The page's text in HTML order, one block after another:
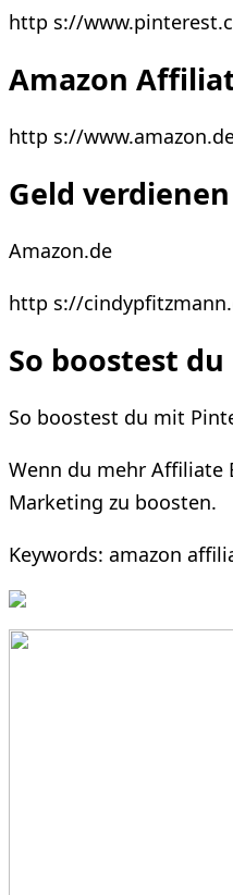
http s://
Amazon
http s://
Geld
Amazon.de
http s://
So boostest
So boostest du mit
Wenn du mehr Affiliate
Marketing zu boosten.
Keywords: amazon